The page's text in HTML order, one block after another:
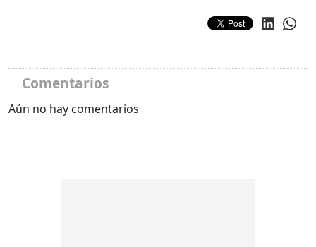
Comentarios
Aún no hay comentarios